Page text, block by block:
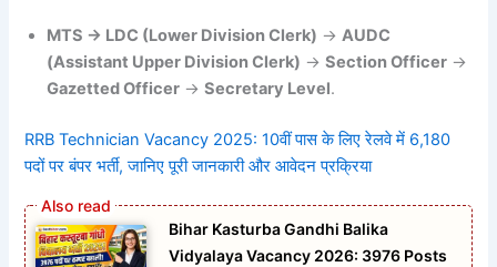
MTS → LDC (Lower Division Clerk) →AUDC
(Assistant Upper Division Clerk) →Section Officer →
Gazetted Officer →Secretary Level.
RRB Technician Vacancy 2025: 10वीं पास के लिए रेलवे में 6,180
पदों पर बंपर भर्ती, जानिए पूरी जानकारी और आवेदन प्रक्रिया
Bihar Kasturba Gandhi Balika
Vidyalaya Vacancy 2026: 3976 Posts